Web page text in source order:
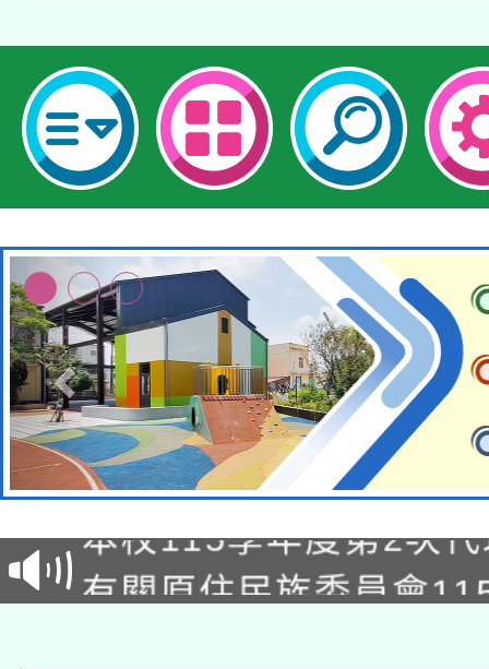
本校115學年度第1次
第3次招考甄選結果公
次招考甄選結果公告(
有關原住民族委員會